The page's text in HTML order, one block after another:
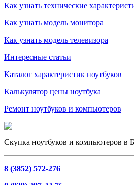
Как узнать технические
Как узнать модель монитора
Как узнать модель телевизора
Интересные статьи
Каталог характеристик ноутбуков
Калькулятор цены ноутбука
Ремонт ноутбуков и компьютеров
Скупка ноутбуков и компьютеров в
8 (3852) 572-276